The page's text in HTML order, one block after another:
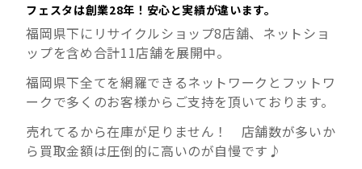
フェスタは創業28年！安心と実績が違います。
福岡県下にリサイクルショップ8店舗、ネットショ
ップを含め合計11店舗を展開中。
福岡県下全てを網羅できるネットワークとフットワ
ークで多くのお客様からご支持を頂いております。
売れてるから在庫が足りません！ 店舗数が多いか
ら買取金額は圧倒的に高いのが自慢です♪